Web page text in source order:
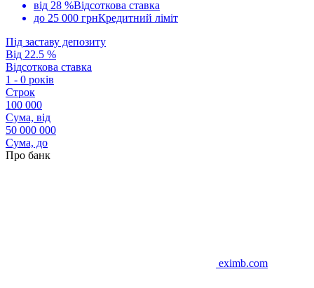
від 28 %Відсоткова ставка
до 25 000 грнКредитний ліміт
Під заставу депозиту
Від 22.5 %
Відсоткова ставка
1 - 0 років
Строк
100 000
Сума, від
50 000 000
Сума, до
Про банк
eximb.com